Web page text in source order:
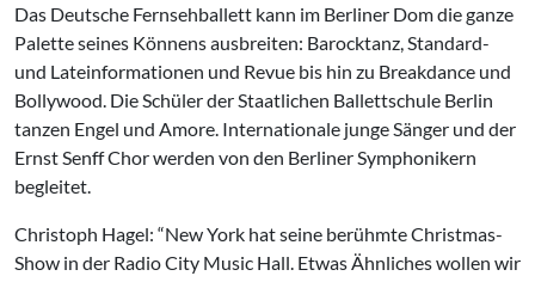
Das Deutsche Fernsehballett kann im Berliner Dom die ganze
Palette seines Könnens ausbreiten: Barocktanz, Standard-
und Lateinformationen und Revue bis hin zu Breakdance und
Bollywood. Die Schüler der Staatlichen Ballettschule Berlin
tanzen Engel und Amore. Internationale junge Sänger und der
Ernst Senff Chor werden von den Berliner Symphonikern
begleitet.
Christoph Hagel: “New York hat seine berühmte Christmas-
Show in der Radio City Music Hall. Etwas Ähnliches wollen wir